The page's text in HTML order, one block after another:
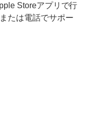
Storeアプリで行
たは電話でサポー